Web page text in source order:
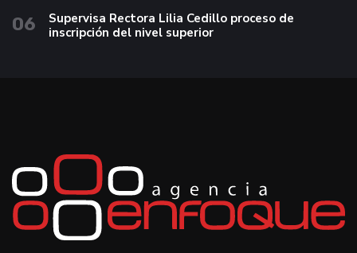
06
Supervisa Rectora Lilia Cedillo proceso de
inscripción del nivel superior